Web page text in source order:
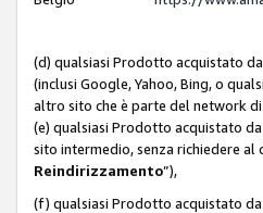
(d) qualsiasi Prodotto acquistato
(inclusi Google, Yahoo, Bing, o
altro sito che è parte del network
(e) qualsiasi Prodotto acquistato
sito intermedio, senza richiedere al
Reindirizzamento”),
(f) qualsiasi Prodotto acquistato